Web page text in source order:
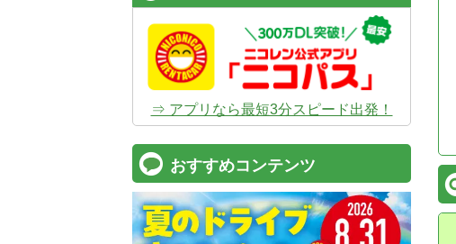
⇒ アプリなら最短3分スピード出発！
おすすめコンテンツ